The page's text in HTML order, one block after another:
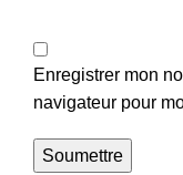
Enregistrer mon
navigateur pour